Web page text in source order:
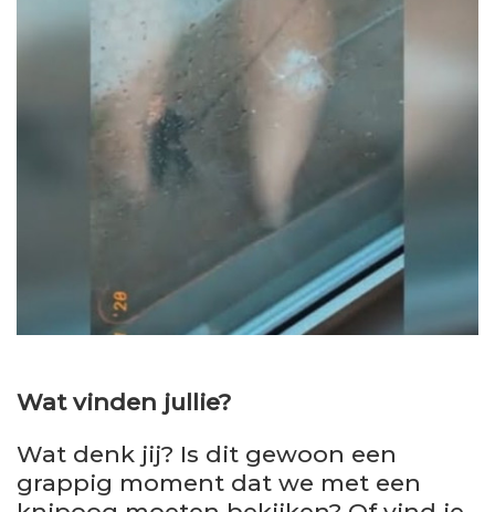
Wat vinden jullie?
Wat denk jij? Is dit gewoon een
grappig moment dat we met een